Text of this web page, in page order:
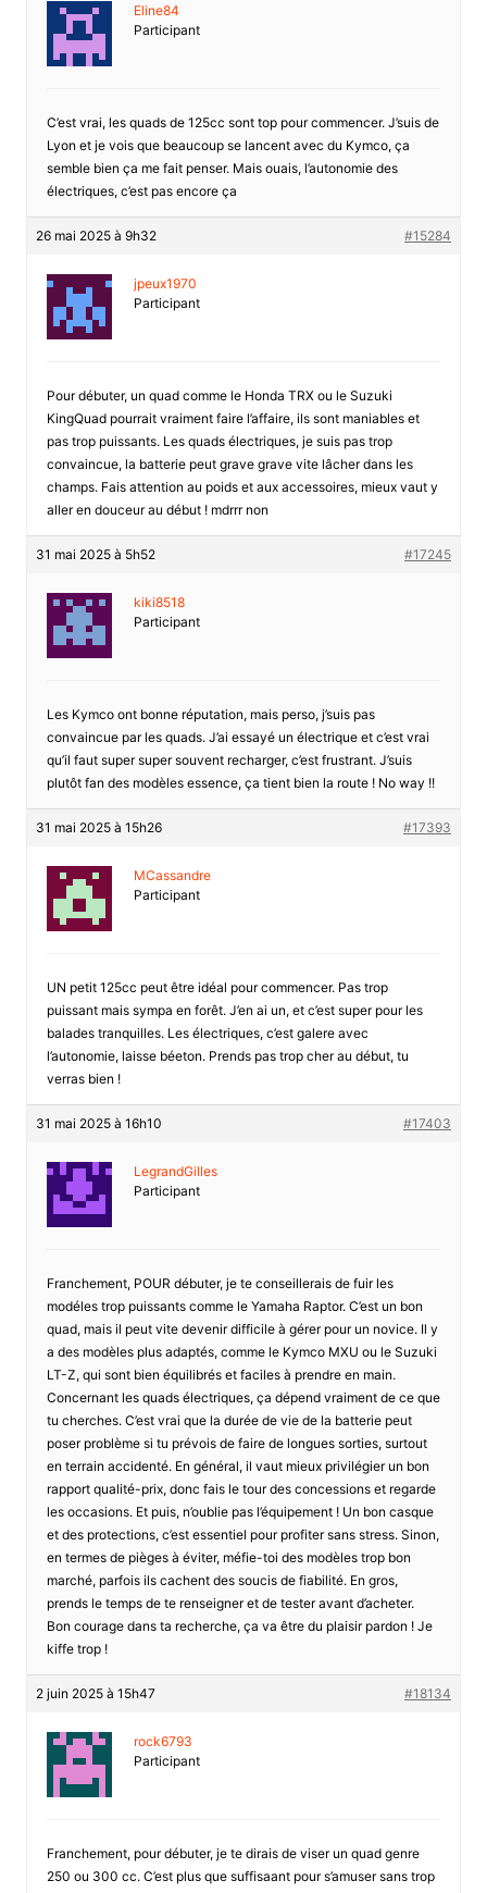
Eline84
Participant
C’est vrai, les quads de 125cc sont top pour commencer. J’suis de
Lyon et je vois que beaucoup se lancent avec du Kymco, ça
semble bien ça me fait penser. Mais ouais, l’autonomie des
électriques, c’est pas encore ça
26 mai 2025 à 9h32 #15284
jpeux1970
Participant
Pour débuter, un quad comme le Honda TRX ou le Suzuki
KingQuad pourrait vraiment faire l’affaire, ils sont maniables et
pas trop puissants. Les quads électriques, je suis pas trop
convaincue, la batterie peut grave grave vite lâcher dans les
champs. Fais attention au poids et aux accessoires, mieux vaut y
aller en douceur au début ! mdrrr non
31 mai 2025 à 5h52 #17245
kiki8518
Participant
Les Kymco ont bonne réputation, mais perso, j’suis pas
convaincue par les quads. J’ai essayé un électrique et c’est vrai
qu’il faut super super souvent recharger, c’est frustrant. J’suis
plutôt fan des modèles essence, ça tient bien la route ! No way !!
31 mai 2025 à 15h26 #17393
MCassandre
Participant
UN petit 125cc peut être idéal pour commencer. Pas trop
puissant mais sympa en forêt. J’en ai un, et c’est super pour les
balades tranquilles. Les électriques, c’est galere avec
l’autonomie, laisse béeton. Prends pas trop cher au début, tu
verras bien !
31 mai 2025 à 16h10 #17403
LegrandGilles
Participant
Franchement, POUR débuter, je te conseillerais de fuir les
modéles trop puissants comme le Yamaha Raptor. C’est un bon
quad, mais il peut vite devenir difficile à gérer pour un novice. Il y
a des modèles plus adaptés, comme le Kymco MXU ou le Suzuki
LT-Z, qui sont bien équilibrés et faciles à prendre en main.
Concernant les quads électriques, ça dépend vraiment de ce que
tu cherches. C’est vrai que la durée de vie de la batterie peut
poser problème si tu prévois de faire de longues sorties, surtout
en terrain accidenté. En général, il vaut mieux privilégier un bon
rapport qualité-prix, donc fais le tour des concessions et regarde
les occasions. Et puis, n’oublie pas l’équipement ! Un bon casque
et des protections, c’est essentiel pour profiter sans stress. Sinon,
en termes de pièges à éviter, méfie-toi des modèles trop bon
marché, parfois ils cachent des soucis de fiabilité. En gros,
prends le temps de te renseigner et de tester avant d’acheter.
Bon courage dans ta recherche, ça va être du plaisir pardon ! Je
kiffe trop !
2 juin 2025 à 15h47 #18134
rock6793
Participant
Franchement, pour débuter, je te dirais de viser un quad genre
250 ou 300 cc. C’est plus que suffisaant pour s’amuser sans trop